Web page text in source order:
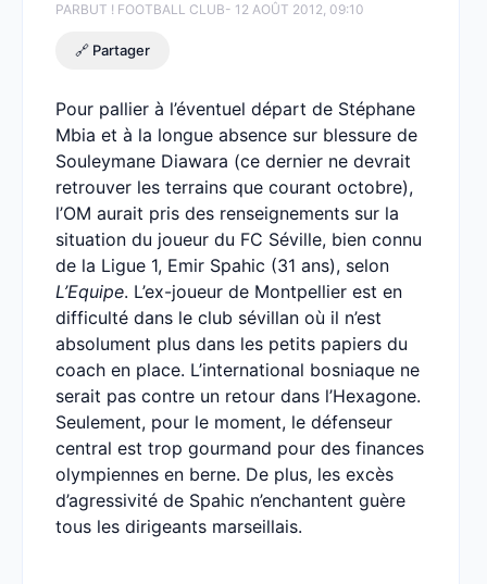
PARBUT ! FOOTBALL CLUB- 12 AOÛT 2012, 09:10
🔗 Partager
Pour pallier à l’éventuel départ de Stéphane
Mbia et à la longue absence sur blessure de
Souleymane Diawara (ce dernier ne devrait
retrouver les terrains que courant octobre),
l’OM aurait pris des renseignements sur la
situation du joueur du FC Séville, bien connu
de la Ligue 1, Emir Spahic (31 ans), selon
L’Equipe. L’ex-joueur de Montpellier est en
difficulté dans le club sévillan où il n’est
absolument plus dans les petits papiers du
coach en place. L’international bosniaque ne
serait pas contre un retour dans l’Hexagone.
Seulement, pour le moment, le défenseur
central est trop gourmand pour des finances
olympiennes en berne. De plus, les excès
d’agressivité de Spahic n’enchantent guère
tous les dirigeants marseillais.